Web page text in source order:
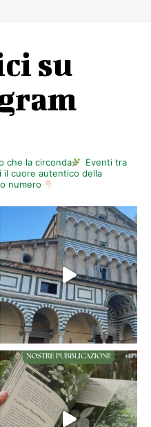
su
che la circonda
Eventi tra
il cuore autentico della
numero